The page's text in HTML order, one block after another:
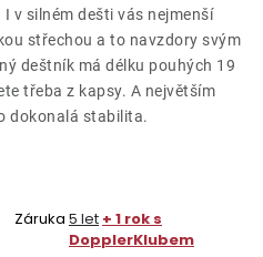
v silném dešti vás nejmenší
střechou a to navzdory svým
deštník má délku pouhých 19
třeba z kapsy. A největším
dokonalá stabilita.
Záruka 5 let + 1 rok s
DopplerKlubem